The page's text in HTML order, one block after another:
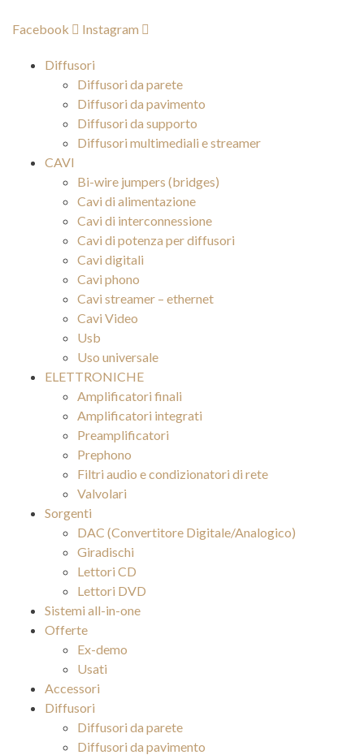
Facebook Instagram
Diffusori
Diffusori da parete
Diffusori da pavimento
Diffusori da supporto
Diffusori multimediali e streamer
CAVI
Bi-wire jumpers (bridges)
Cavi di alimentazione
Cavi di interconnessione
Cavi di potenza per diffusori
Cavi digitali
Cavi phono
Cavi streamer – ethernet
Cavi Video
Usb
Uso universale
ELETTRONICHE
Amplificatori finali
Amplificatori integrati
Preamplificatori
Prephono
Filtri audio e condizionatori di rete
Valvolari
Sorgenti
DAC (Convertitore Digitale/Analogico)
Giradischi
Lettori CD
Lettori DVD
Sistemi all-in-one
Offerte
Ex-demo
Usati
Accessori
Diffusori
Diffusori da parete
Diffusori da pavimento